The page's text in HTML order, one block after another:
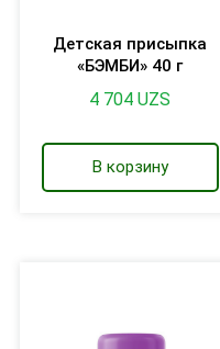
Детская присыпка
«БЭМБИ» 40 г
4 704UZS
В корзину